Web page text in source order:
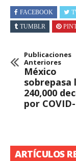
FACEBOOK
TUMBLR
Publicaciones
Anteriores
México
sobrepasa
240,000
por
ARTÍCULOS